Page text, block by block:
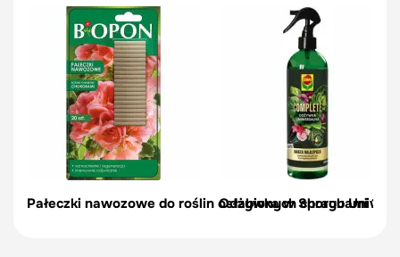
Pałeczki nawozowe do roślin osłabionych chorobami 20
Odżywka w Sprayu